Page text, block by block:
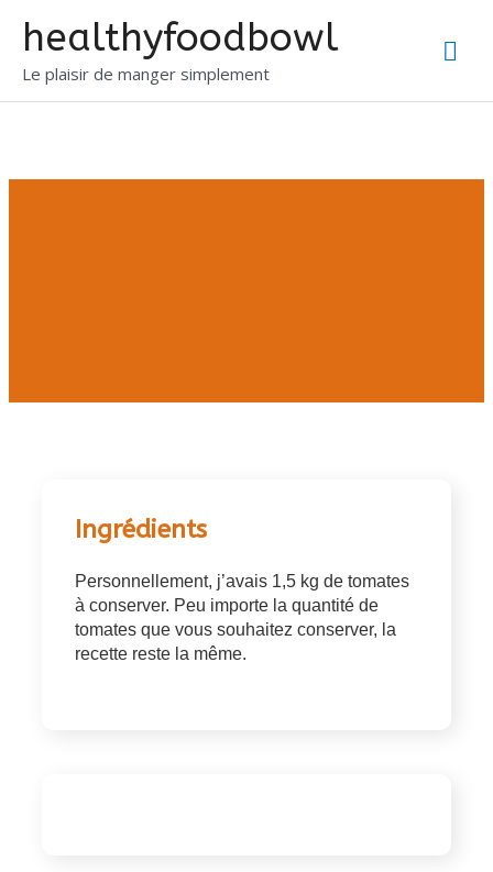
healthyfoodbowl
Le plaisir de manger simplement
Ingrédients
Personnellement, j’avais 1,5 kg de tomates
à conserver. Peu importe la quantité de
tomates que vous souhaitez conserver, la
recette reste la même.